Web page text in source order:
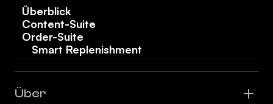
Überblick
Content-Suite
Order-Suite
Smart Replenishment
Über